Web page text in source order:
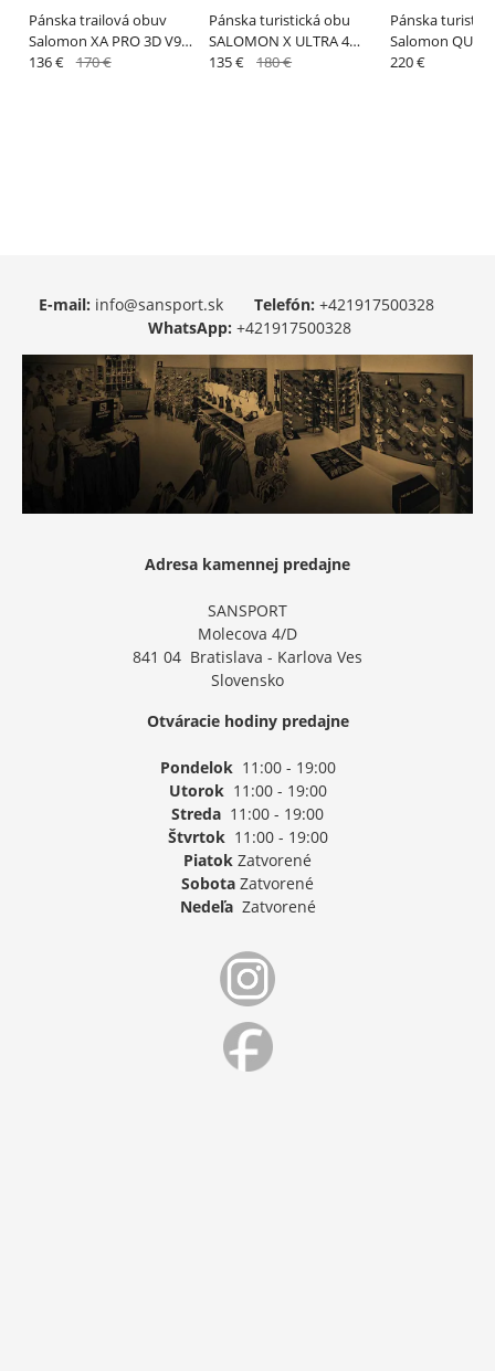
Pánska trailová obuv
Salomon XA PRO 3D V9
GTX Black / Vanila /
136 € 170 €
Pánska turistická obu
SALOMON X ULTRA 4
MID WIDE GTX Dlicgreen
135 € 180 €
Pánska
Salomon
Dark Earth /
220 €
E-mail: info@sansport.sk Telefón: +421917500328
WhatsApp: +421917500328
Adresa kamennej predajne
SANSPORT
Molecova 4/D
841 04 Bratislava - Karlova Ves
Slovensko
Otváracie hodiny predajne
Pondelok11:00 - 19:00
Utorok11:00 - 19:00
Streda 11:00 - 19:00
Štvrtok11:00 - 19:00
Piatok Zatvorené
Sobota Zatvorené
NedeľaZatvorené